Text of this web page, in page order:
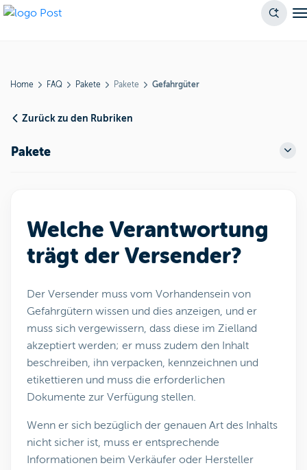
Home FAQ Pakete Pakete Gefahrgüter
Zurück zu den Rubriken
Pakete
Welche Verantwortung
trägt der Versender?
Der Versender muss vom Vorhandensein von
Gefahrgütern wissen und dies anzeigen, und er
muss sich vergewissern, dass diese im Zielland
akzeptiert werden; er muss zudem den Inhalt
beschreiben, ihn verpacken, kennzeichnen und
etikettieren und muss die erforderlichen
Dokumente zur Verfügung stellen.
Wenn er sich bezüglich der genauen Art des Inhalts
nicht sicher ist, muss er entsprechende
Informationen beim Verkäufer oder Hersteller